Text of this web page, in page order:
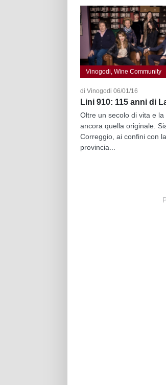
Vinogodi, Wine Community
di Vinogodi 06/01/16
Lini 910: 115 anni di
Oltre un secolo di vita e
ancora quella originale.
Correggio, ai confini con la
provincia...